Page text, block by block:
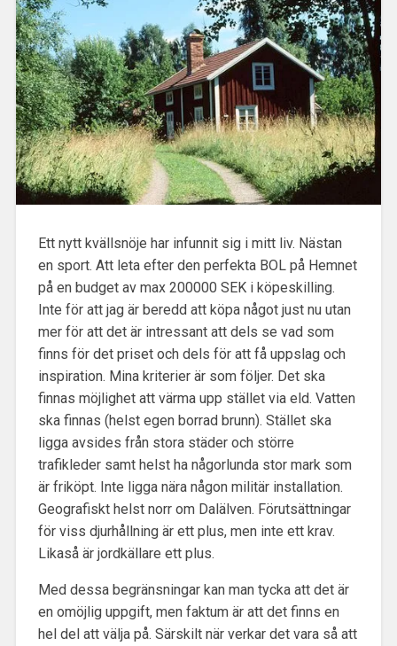
Ett nytt kvällsnöje har infunnit sig i mitt liv. Nästan
en sport. Att leta efter den perfekta BOL på Hemnet
på en budget av max 200000 SEK i köpeskilling.
Inte för att jag är beredd att köpa något just nu utan
mer för att det är intressant att dels se vad som
finns för det priset och dels för att få uppslag och
inspiration. Mina kriterier är som följer. Det ska
finnas möjlighet att värma upp stället via eld. Vatten
ska finnas (helst egen borrad brunn). Stället ska
ligga avsides från stora städer och större
trafikleder samt helst ha någorlunda stor mark som
är friköpt. Inte ligga nära någon militär installation.
Geografiskt helst norr om Dalälven. Förutsättningar
för viss djurhållning är ett plus, men inte ett krav.
Likaså är jordkällare ett plus.
Med dessa begränsningar kan man tycka att det är
en omöjlig uppgift, men faktum är att det finns en
hel del att välja på. Särskilt när verkar det vara så att